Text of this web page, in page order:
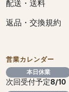
配送・送料
返品・交換規約
営業カレンダー
本日休業
次回受付予定8/10